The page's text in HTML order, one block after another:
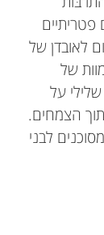
לאובדן של
של
על
הצמחים.
לבני